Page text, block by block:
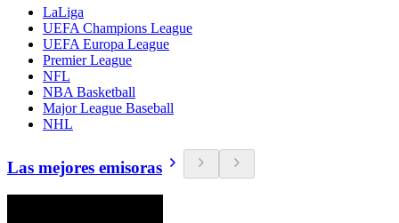
LaLiga
UEFA Champions League
UEFA Europa League
Premier League
NFL
NBA Basketball
Major League Baseball
NHL
Las mejores emisoras